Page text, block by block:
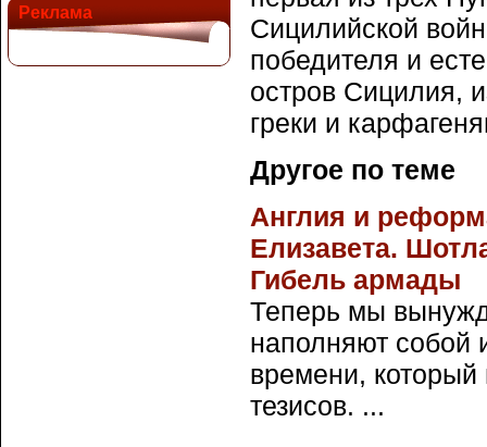
Реклама
Сицилийской
победителя и
остров Сицилия,
греки и
Другое по теме
Англия и
Елизавета.
Гибель армады
Теперь мы
наполняют собой
времени, который
тезисов. ...